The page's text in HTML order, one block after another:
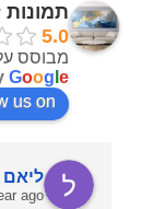
תמונות
5.0
מבוסס על 124
Goog e
us on
ליאם
ago